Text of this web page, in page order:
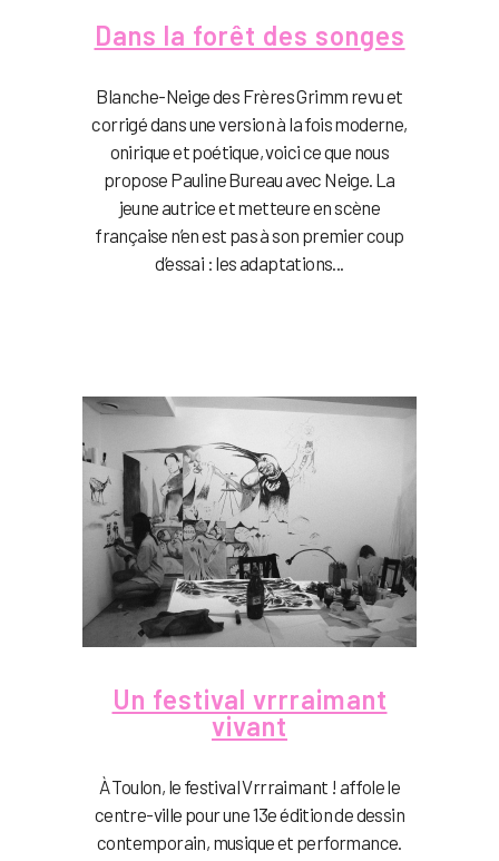
Dans la forêt des songes
Blanche-Neige des Frères Grimm revu et
corrigé dans une version à la fois moderne,
onirique et poétique, voici ce que nous
propose Pauline Bureau avec Neige. La
jeune autrice et metteure en scène
française n’en est pas à son premier coup
d’essai : les adaptations...
Un festival vrrraimant
vivant
À Toulon, le festival Vrrraimant ! affole le
centre-ville pour une 13e édition de dessin
contemporain, musique et performance.